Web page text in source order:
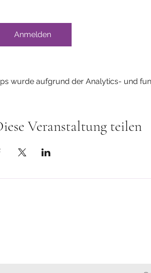
Anmelden
wurde aufgrund der Analytics- und
Veranstaltung teilen